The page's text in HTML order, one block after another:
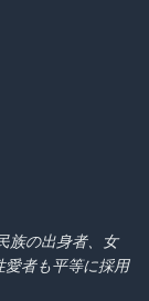
族の出身者、女
愛者も平等に採用